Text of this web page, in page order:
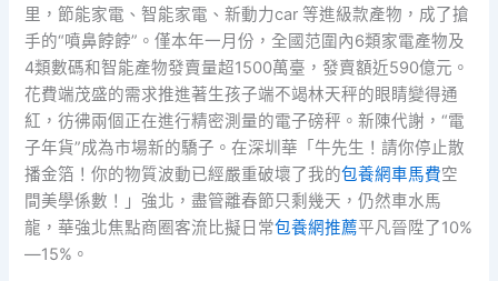
里，節能家電、智能家電、新動力car 等進級款產物，成了搶
手的“噴鼻餑餑”。僅本年一月份，全國范圍內6類家電產物及
4類數碼和智能產物發賣量超1500萬臺，發賣額近590億元。
花費端茂盛的需求推進著生孩子端不竭林天秤的眼睛變得通
紅，彷彿兩個正在進行精密測量的電子磅秤。新陳代謝，“電
子年貨”成為市場新的驕子。在深圳華「牛先生！請你停止散
播金箔！你的物質波動已經嚴重破壞了我的包養網車馬費空
間美學係數！」強北，盡管離春節只剩幾天，仍然車水馬
龍，華強北焦點商圈客流比擬日常包養網推薦平凡晉陞了10%
—15%。